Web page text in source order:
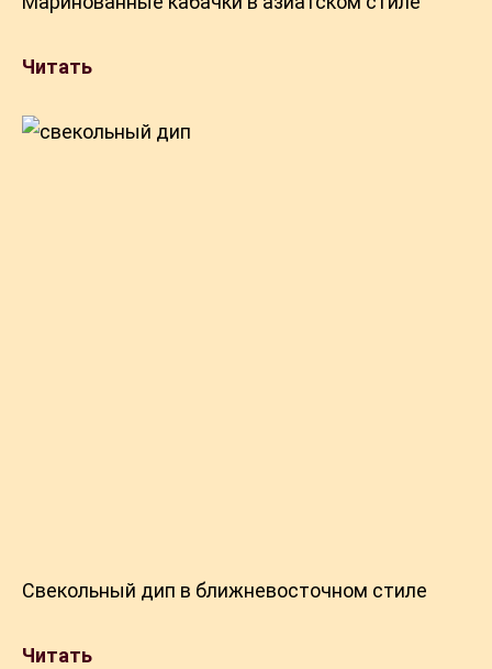
Читать
Свекольный дип в ближневосточном стиле
Читать